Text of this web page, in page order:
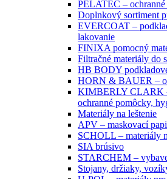
PELATEC –
Doplnkový sortiment
EVERCOAT –
lakovanie
FINIXA pomocný
Filtračné materiály do
HB BODY
HORN & BAUER –
KIMBERLY CLARK
ochranné pomôcky,
Materiály na leštenie
APV – maskovací
SCHOLL – materiály
SIA brúsivo
STARCHEM –
Stojany, držiaky,